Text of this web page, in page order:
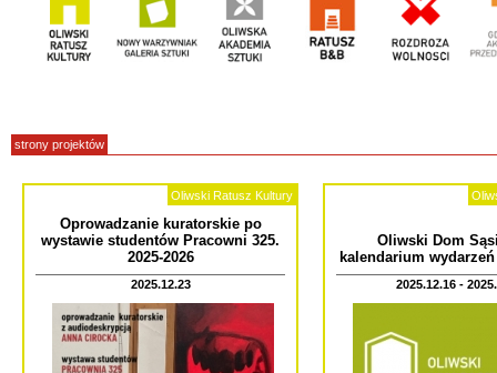
strony projektów
Oliwski Ratusz Kultury
Oprowadzanie kuratorskie po
wystawie studentów Pracowni 325.
2025-2026
2025.12.23
Oliwski Dom
kalendarium wydarzeń
2025.12.16 -